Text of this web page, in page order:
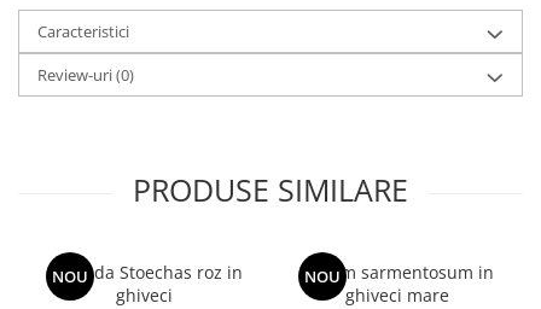
Caracteristici
Review-uri(0)
PRODUSE SIMILARE
NOU
Lavanda Stoechas roz in
ghiveci
NOU
Sedum sarmentosum in
ghiveci mare